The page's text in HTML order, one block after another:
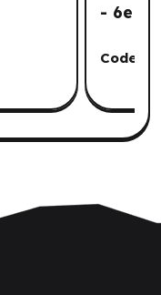
- 6e
Code :